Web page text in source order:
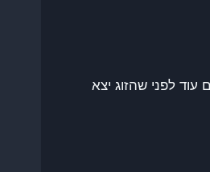
לפני שהזוג יצא